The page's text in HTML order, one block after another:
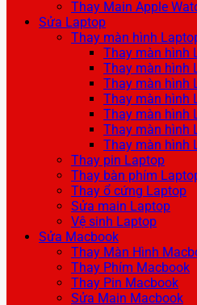
Thay Main Apple
Sửa Laptop
Thay màn hình
Thay màn hình
Thay màn hình
Thay màn hình
Thay màn hình
Thay màn hình
Thay màn hình
Thay màn hình
Thay pin Laptop
Thay bàn phím
Thay ổ cứng Laptop
Sửa main Laptop
Vệ sinh Laptop
Sửa Macbook
Thay Màn Hình
Thay Phím Macbook
Thay Pin Macbook
Sửa Main Macbook